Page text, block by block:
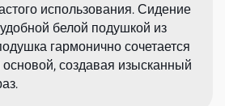
использования. Сидение
белой подушкой из
гармонично сочетается
создавая изысканный